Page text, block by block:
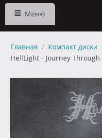
Меню
Главная / Компакт диски
HellLight - Journey Through